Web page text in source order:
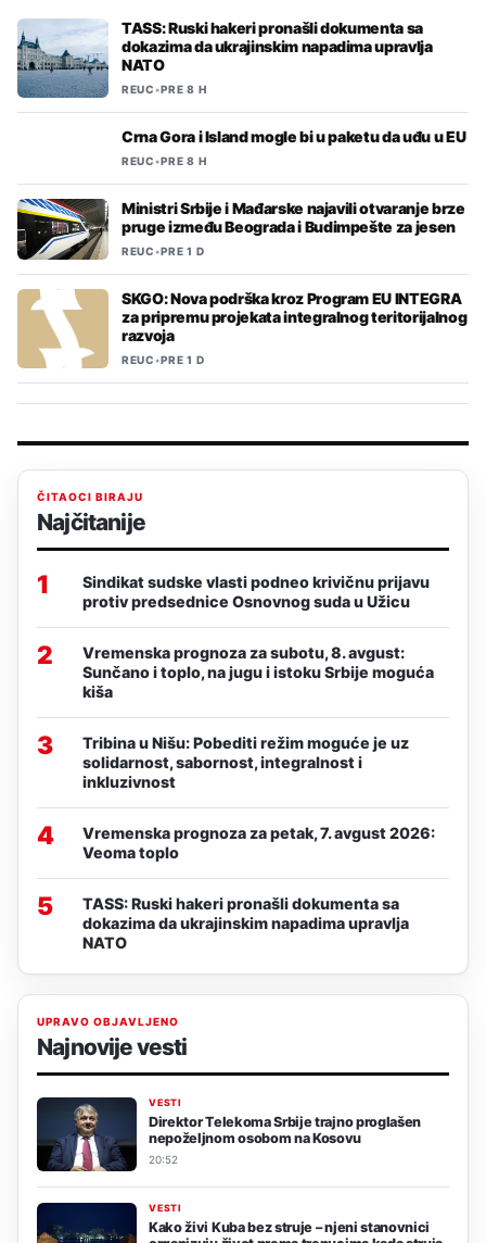
TASS: Ruski hakeri pronašli dokumenta sa
dokazima da ukrajinskim napadima upravlja
NATO
REUC•PRE 8 H
Crna Gora i Island mogle bi u paketu da uđu u EU
REUC•PRE 8 H
Ministri Srbije i Mađarske najavili otvaranje brze
pruge između Beograda i Budimpešte za jesen
REUC•PRE 1 D
SKGO: Nova podrška kroz Program EU INTEGRA
za pripremu projekata integralnog teritorijalnog
razvoja
REUC•PRE 1 D
ČITAOCI BIRAJU
Najčitanije
1
Sindikat sudske vlasti podneo krivičnu prijavu
protiv predsednice Osnovnog suda u Užicu
2
Vremenska prognoza za subotu, 8. avgust:
Sunčano i toplo, na jugu i istoku Srbije moguća
kiša
3
Tribina u Nišu: Pobediti režim moguće je uz
solidarnost, sabornost, integralnost i
inkluzivnost
4
Vremenska prognoza za petak, 7. avgust 2026:
Veoma toplo
5
TASS: Ruski hakeri pronašli dokumenta sa
dokazima da ukrajinskim napadima upravlja
NATO
UPRAVO OBJAVLJENO
Najnovije vesti
VESTI
Direktor Telekoma Srbije trajno proglašen
nepoželjnom osobom na Kosovu
20:52
VESTI
Kako živi Kuba bez struje – njeni stanovnici